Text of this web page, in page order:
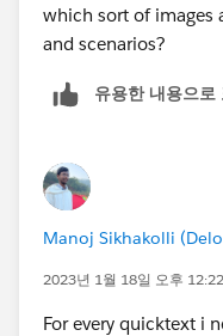
which sort of images
and scenarios?
유용한 내용으로
Manoj Sikhakolli
2023년 1월 18일 오후 12:22
For every quicktext i